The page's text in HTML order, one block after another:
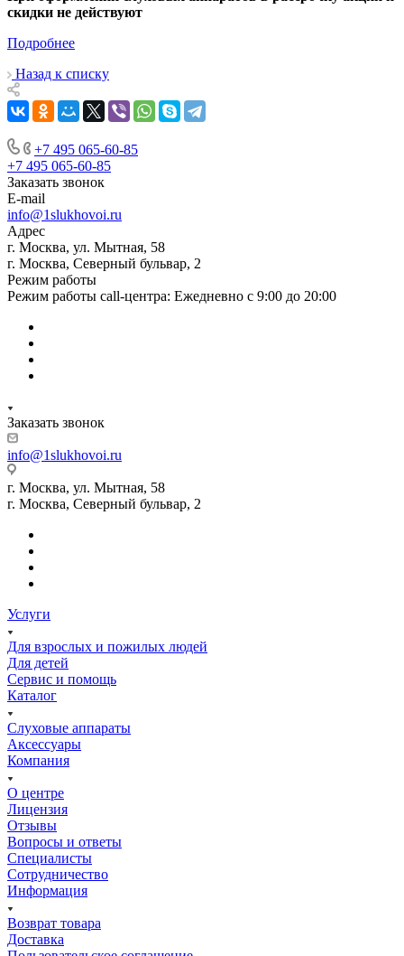
скидки не действуют
Подробнее
Назад к списку
+7 495 065-60-85
+7 495 065-60-85
Заказать звонок
E-mail
info@1slukhovoi.ru
Адрес
г. Москва, ул. Мытная, 58
г. Москва, Северный бульвар, 2
Режим работы
Режим работы call-центра: Ежедневно с 9:00 до 20:00
Заказать звонок
info@1slukhovoi.ru
г. Москва, ул. Мытная, 58
г. Москва, Северный бульвар, 2
Услуги
Для взрослых и пожилых людей
Для детей
Сервис и помощь
Каталог
Слуховые аппараты
Аксессуары
Компания
О центре
Лицензия
Отзывы
Вопросы и ответы
Специалисты
Сотрудничество
Информация
Возврат товара
Доставка